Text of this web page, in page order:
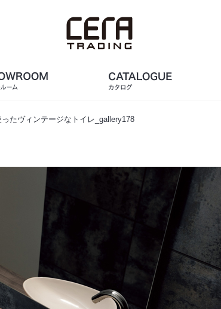
たヴィンテージなトイレ_gallery178